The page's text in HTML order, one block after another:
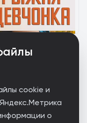
cookie и
о